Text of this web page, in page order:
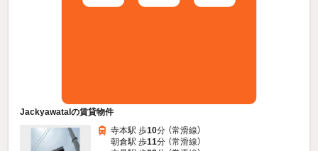
JackyawataIの賃貸物件
寺本駅 歩10分 （常滑線）
朝倉駅 歩11分 （常滑線）